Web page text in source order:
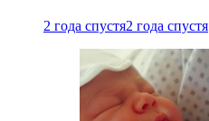
2 года спустя2 года спустя